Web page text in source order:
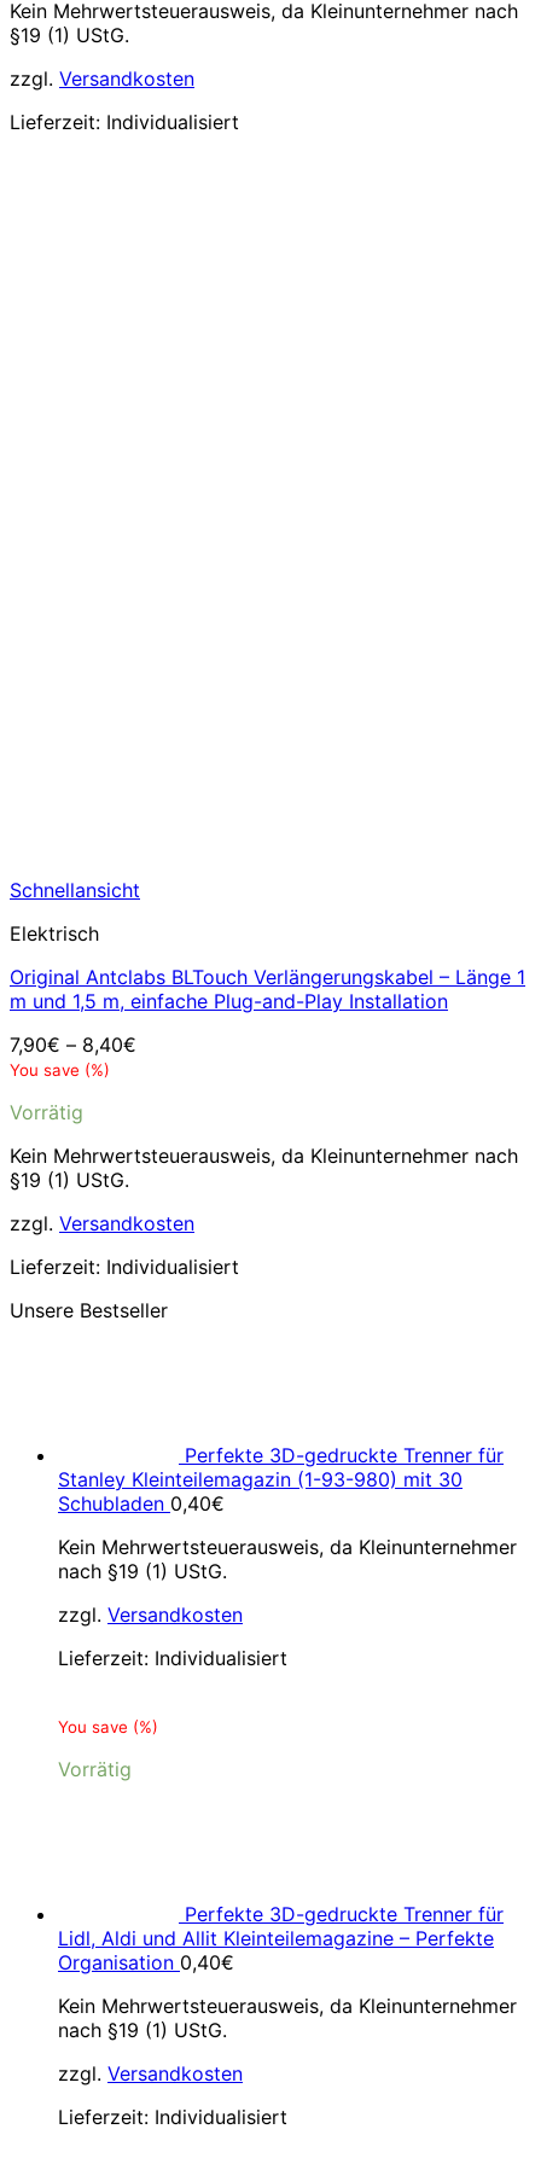
Kein Mehrwertsteuerausweis, da Kleinunternehmer nach
§19 (1) UStG.
zzgl. Versandkosten
Lieferzeit: Individualisiert
Schnellansicht
Elektrisch
Original Antclabs BLTouch Verlängerungskabel – Länge 1
m und 1,5 m, einfache Plug-and-Play Installation
7,90€ – 8,40€
You save (%)
Vorrätig
Kein Mehrwertsteuerausweis, da Kleinunternehmer nach
§19 (1) UStG.
zzgl. Versandkosten
Lieferzeit: Individualisiert
Unsere Bestseller
Perfekte 3D-gedruckte Trenner für
Stanley Kleinteilemagazin (1-93-980) mit 30
Schubladen 0,40€
Kein Mehrwertsteuerausweis, da Kleinunternehmer
nach §19 (1) UStG.
zzgl. Versandkosten
Lieferzeit: Individualisiert
You save (%)
Vorrätig
Perfekte 3D-gedruckte Trenner für
Lidl, Aldi und Allit Kleinteilemagazine – Perfekte
Organisation 0,40€
Kein Mehrwertsteuerausweis, da Kleinunternehmer
nach §19 (1) UStG.
zzgl. Versandkosten
Lieferzeit: Individualisiert